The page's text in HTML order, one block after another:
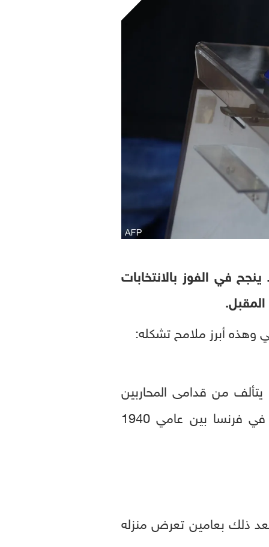
في الفوز بالانتخابات
وهذه أبرز ملامح تشكله:
من قدامى المحاربين
الذين خاضوا حرب الجزائر والمتعاونين الفرنسيين من نظام فيشي (نظام الحكم في فرنسا بين عامي 1940
من 1 بالمئة من الأصوات، وبعد ذلك بعامين تعرض منزله